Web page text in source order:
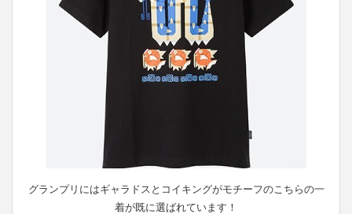
グランプリにはギャラドスとコイキングがモチーフのこちらの一
着が既に選ばれています！